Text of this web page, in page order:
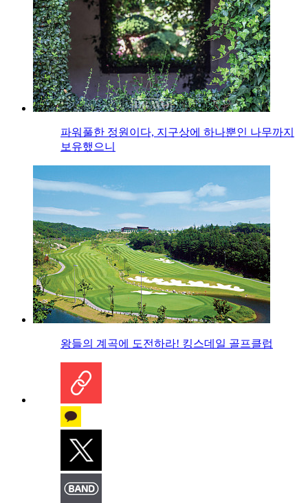
파워풀한 정원이다, 지구상에 하나뿐인 나무까지
보유했으니
왕들의 계곡에 도전하라! 킹스데일 골프클럽